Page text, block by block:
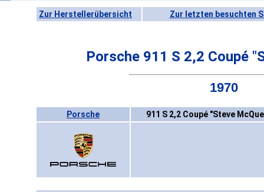
Zur Herstellerübersicht Zur letzten besuchten
Porsche 911 S 2,2 Coupé
1970
Porsche 911 S 2,2 Coupé "Steve